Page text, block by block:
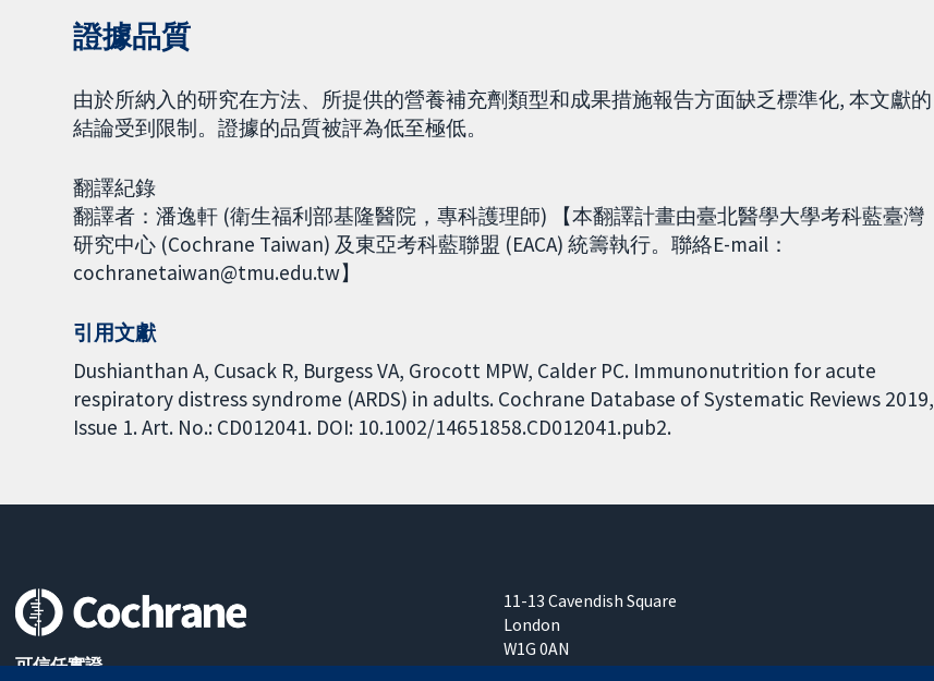
證據品質
由於所納入的研究在方法、所提供的營養補充劑類型和成果措施報告方面缺乏標準化, 本文獻的
結論受到限制。證據的品質被評為低至極低。
翻譯紀錄
翻譯者：潘逸軒 (衛生福利部基隆醫院，專科護理師) 【本翻譯計畫由臺北醫學大學考科藍臺灣
研究中心 (Cochrane Taiwan) 及東亞考科藍聯盟 (EACA) 統籌執行。聯絡E-mail：
cochranetaiwan@tmu.edu.tw】
引用文獻
Dushianthan A, Cusack R, Burgess VA, Grocott MPW, Calder PC. Immunonutrition for acute
respiratory distress syndrome (ARDS) in adults. Cochrane Database of Systematic Reviews 2019,
Issue 1. Art. No.: CD012041. DOI: 10.1002/14651858.CD012041.pub2.
可信任實證
11-13 Cavendish Square
London
W1G 0AN
United Kingdom